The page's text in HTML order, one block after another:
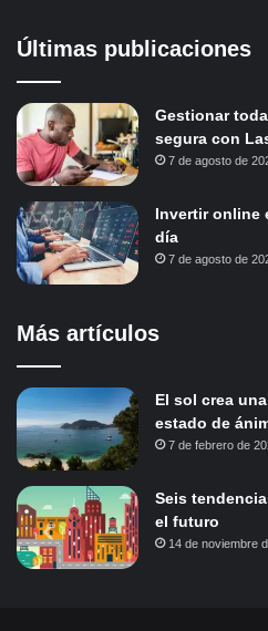
Últimas publicaciones
Gestionar
segura con
7 de agosto de
Invertir online
día
7 de agosto de
Más artículos
El sol crea
estado de
7 de febrero de
Seis
el futuro
14 de noviembre